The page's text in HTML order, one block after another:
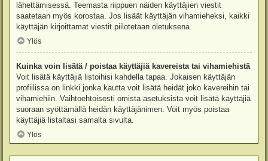
lähettämisessä. Teemasta riippuen näiden käyttäjien viestit
saatetaan myös korostaa. Jos lisäät käyttäjän vihamieheksi, kaikki
käyttäjän kirjoittamat viestit piilotetaan oletuksena.
Ylös
Kuinka voin lisätä / poistaa käyttäjiä kavereista tai vihamiehistä
Voit lisätä käyttäjiä listoihisi kahdella tapaa. Jokaisen käyttäjän
profiilissa on linkki jonka kautta voit lisätä heidät joko kavereihin tai
vihamiehiin. Vaihtoehtoisesti omista asetuksista voit lisätä käyttäjiä
suoraan syöttämällä heidän käyttäjänimen. Voit myös poistaa
käyttäjiä listaltasi samalta sivulta.
Ylös